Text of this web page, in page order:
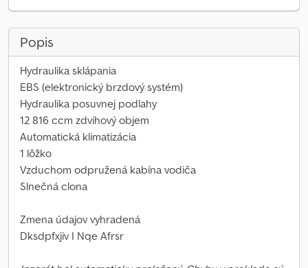
Popis
Hydraulika sklápania
EBS (elektronický brzdový systém)
Hydraulika posuvnej podlahy
12 816 ccm zdvihový objem
Automatická klimatizácia
1 lôžko
Vzduchom odpružená kabína vodiča
Slnečná clona
Zmena údajov vyhradená
Dksdpfxjiv I Nqe Afrsr